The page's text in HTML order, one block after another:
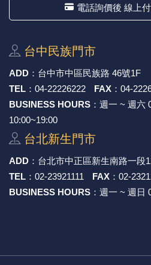
電話詢價後 線上
台中⺠族⾨市
ADD ： 台中市中區⺠族路 46號1F
TEL ： 04-22226222 FAX ： 04-
BUSINESS HOURS ：週一 ~ 週六
10:00~19:00
台北新⽣⾨市
ADD ： 台北市中正區新⽣南路⼀段
TEL ： 02-23921111 FAX ： 02-
BUSINESS HOURS ：週一 ~ 週日